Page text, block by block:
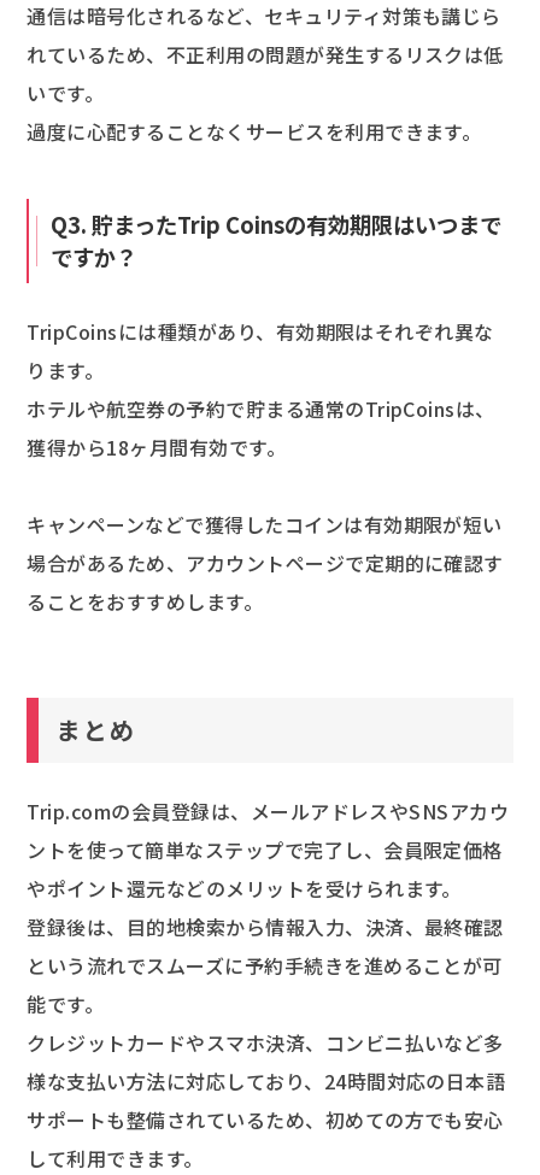
通信は暗号化されるなど、セキュリティ対策も講じら
れているため、不正利用の問題が発生するリスクは低
いです。
過度に心配することなくサービスを利用できます。
Q3. 貯まったTrip Coinsの有効期限はいつまで
ですか？
TripCoinsには種類があり、有効期限はそれぞれ異な
ります。
ホテルや航空券の予約で貯まる通常のTripCoinsは、
獲得から18ヶ月間有効です。
キャンペーンなどで獲得したコインは有効期限が短い
場合があるため、アカウントページで定期的に確認す
ることをおすすめします。
まとめ
Trip.comの会員登録は、メールアドレスやSNSアカウ
ントを使って簡単なステップで完了し、会員限定価格
やポイント還元などのメリットを受けられます。
登録後は、目的地検索から情報入力、決済、最終確認
という流れでスムーズに予約手続きを進めることが可
能です。
クレジットカードやスマホ決済、コンビニ払いなど多
様な支払い方法に対応しており、24時間対応の日本語
サポートも整備されているため、初めての方でも安心
して利用できます。